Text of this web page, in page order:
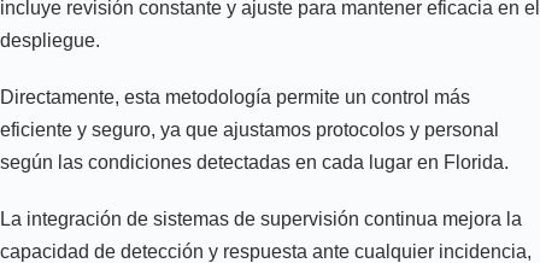
incluye revisión constante y ajuste para mantener eficacia en el
despliegue.
Directamente, esta metodología permite un control más
eficiente y seguro, ya que ajustamos protocolos y personal
según las condiciones detectadas en cada lugar en Florida.
La integración de sistemas de supervisión continua mejora la
capacidad de detección y respuesta ante cualquier incidencia,